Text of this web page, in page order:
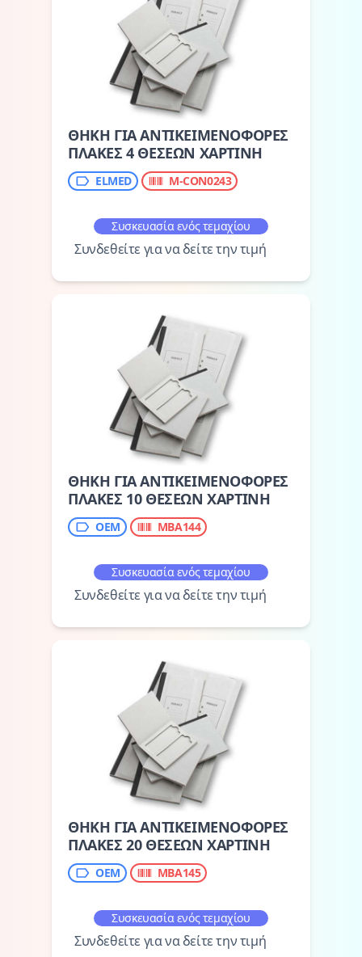
ΘΗΚΗ ΓΙΑ ΑΝΤΙΚΕΙΜΕΝΟΦΟΡΕΣ
ΠΛΑΚΕΣ 4 ΘΕΣΕΩΝ ΧΑΡΤΙΝΗ
ELMED M-CON0243
Συσκευασία ενός τεμαχίου
Συνδεθείτε για να δείτε την τιμή
ΘΗΚΗ ΓΙΑ ΑΝΤΙΚΕΙΜΕΝΟΦΟΡΕΣ
ΠΛΑΚΕΣ 10 ΘΕΣΕΩΝ ΧΑΡΤΙΝΗ
ΟΕΜ MBA144
Συσκευασία ενός τεμαχίου
Συνδεθείτε για να δείτε την τιμή
ΘΗΚΗ ΓΙΑ ΑΝΤΙΚΕΙΜΕΝΟΦΟΡΕΣ
ΠΛΑΚΕΣ 20 ΘΕΣΕΩΝ ΧΑΡΤΙΝΗ
OEM MBA145
Συσκευασία ενός τεμαχίου
Συνδεθείτε για να δείτε την τιμή